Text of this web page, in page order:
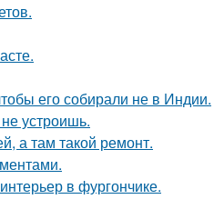
его собирали не в Индии.
устроишь.
а там такой ремонт.
в фургончике.